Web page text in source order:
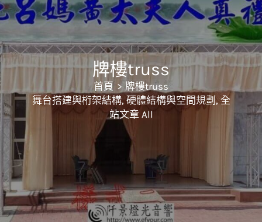
牌樓truss
首頁
牌樓truss
舞台搭建與桁架結構, 硬體結構與空間規劃,全
站文章 All